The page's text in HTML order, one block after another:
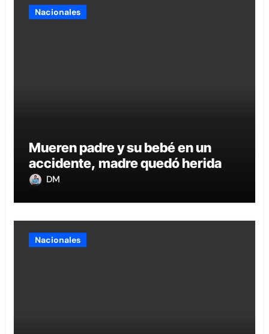
Nacionales
Mueren padre y su bebé en un
accidente, madre quedó herida
DM
Nacionales